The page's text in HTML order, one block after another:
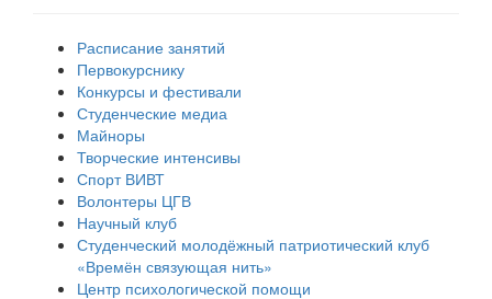
Расписание занятий
Первокурснику
Конкурсы и фестивали
Студенческие медиа
Майноры
Творческие интенсивы
Спорт ВИВТ
Волонтеры ЦГВ
Научный клуб
Студенческий молодёжный патриотический клуб
«Времён связующая нить»
Центр психологической помощи